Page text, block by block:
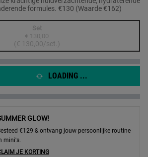
formules. €130 (Waarde €162)
Geselecteerd
De productvariant is niet in voorraad, {0}
Set
€ 130,00
(€ 130,00/set.)
, 1 of 1
LOADING ...
GLOW!
€129 & ontvang jouw persoonlijke routine
mini's.
JE KORTING